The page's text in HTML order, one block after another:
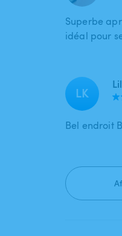
Superbe
idéal pour
LK
Bel endroit